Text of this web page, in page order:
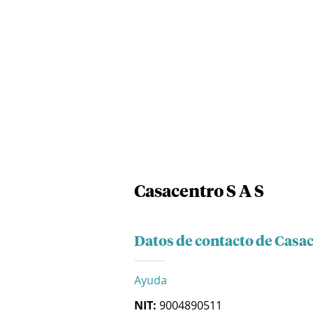
Casacentro S A S
Datos de contacto de
Ayuda
NIT: 9004890511